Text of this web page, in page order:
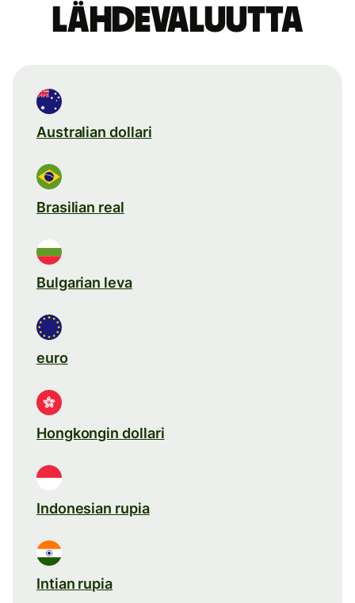
lähdevaluutta
Australian dollari
Brasilian real
Bulgarian leva
euro
Hongkongin dollari
Indonesian rupia
Intian rupia